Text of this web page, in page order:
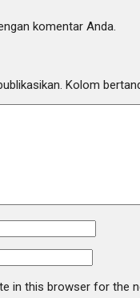
komentar Anda.
Kolom
in this browser for the